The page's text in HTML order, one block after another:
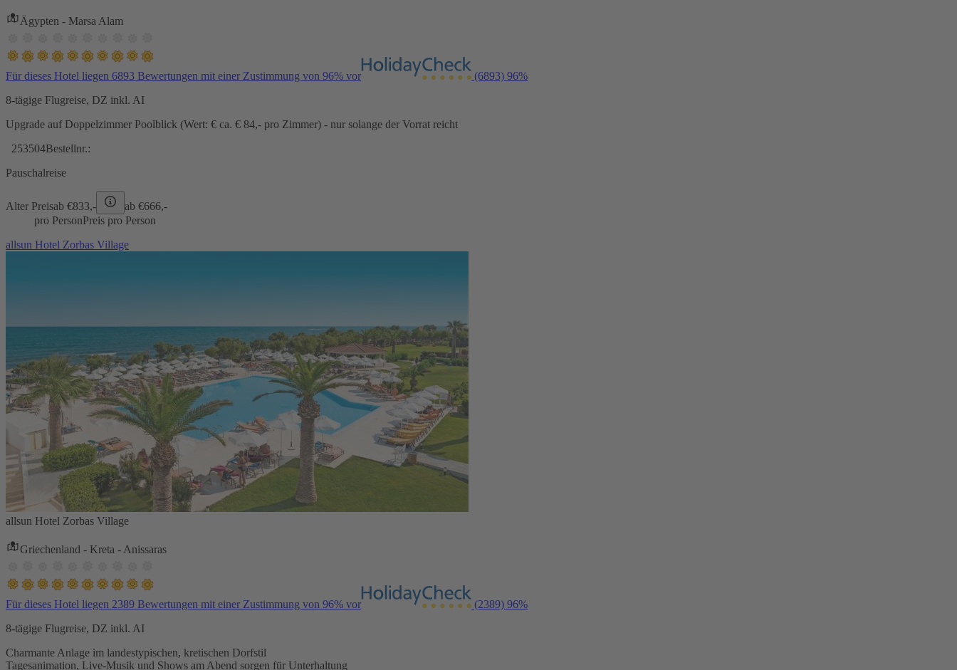
Ägypten - Marsa Alam
Für dieses Hotel liegen 6893 Bewertungen mit einer Zustimmung von 96% vor (6893) 96%
8-tägige Flugreise, DZ inkl. AI
Upgrade auf Doppelzimmer Poolblick (Wert: € ca. € 84,- pro Zimmer) - nur solange der Vorrat reicht
253504Bestellnr.:
Pauschalreise
Alter Preisab €833,- ab €666,-
pro PersonPreis pro Person
allsun Hotel Zorbas Village
allsun Hotel Zorbas Village
Griechenland - Kreta - Anissaras
Für dieses Hotel liegen 2389 Bewertungen mit einer Zustimmung von 96% vor (2389) 96%
8-tägige Flugreise, DZ inkl. AI
Charmante Anlage im landestypischen, kretischen Dorfstil
Tagesanimation, Live-Musik und Shows am Abend sorgen für Unterhaltung